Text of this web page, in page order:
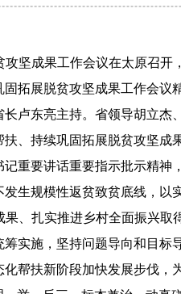
坚成果工作会议在太原召
拓展脱贫攻坚成果工作会
卢东亮主持。省领导胡立杰
持续巩固拓展脱贫攻坚成
重要讲话重要指示批示精
生规模性返贫致贫底线，以
扎实推进乡村全面振兴取
实施，坚持问题导向和目
帮扶新阶段加快发展步伐